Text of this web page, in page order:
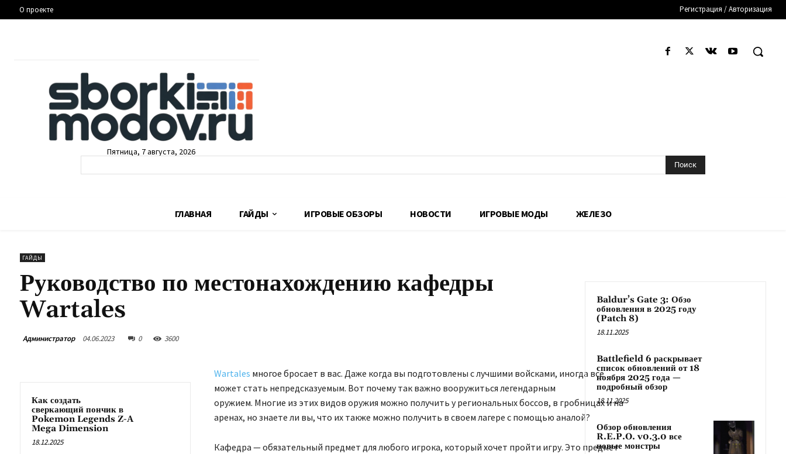
О проекте Регистрация / Авторизация
Пятница, 7 августа, 2026
Поиск
ГЛАВНАЯ ГАЙДЫ ИГРОВЫЕ ОБЗОРЫ НОВОСТИ ИГРОВЫЕ МОДЫ ЖЕЛЕЗО
ГАЙДЫ
Руководство по местонахождению кафедры
Wartales
Администратор 04.06.2023 0 3600
Как создать
сверкающий пончик в
Pokemon Legends Z-A
Mega Dimension
18.12.2025
Wartales многое бросает в вас. Даже когда вы подготовлены с лучшими войсками, иногда все
может стать непредсказуемым. Вот почему так важно вооружиться легендарным
оружием. Многие из этих видов оружия можно получить у региональных боссов, в гробницах и на
аренах, но знаете ли вы, что их также можно получить в своем лагере с помощью аналой?
Кафедра — обязательный предмет для любого игрока, который хочет пройти игру. Это предмет
Baldur’s Gate 3: Обзо
обновления в 2025 году
(Patch 8)
18.11.2025
Battlefield 6 раскрывает
список обновлений от 18
ноября 2025 года —
подробный обзор
18.11.2025
Обзор обновления
R.E.P.O. v0.3.0 все
новые монстры